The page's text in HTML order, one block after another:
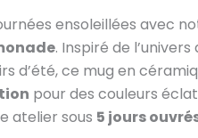
ensoleillées avec
. Inspiré de l’univers
d’été, ce mug en
pour des couleurs
atelier sous 5 jours